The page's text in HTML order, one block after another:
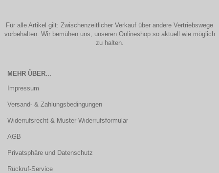
Für alle Artikel gilt: Zwischenzeitlicher Verkauf über andere Vertriebswege
vorbehalten. Wir bemühen uns, unseren Onlineshop so aktuell wie möglich
zu halten.
MEHR ÜBER...
Impressum
Versand- & Zahlungsbedingungen
Widerrufsrecht & Muster-Widerrufsformular
AGB
Privatsphäre und Datenschutz
Rückruf-Service